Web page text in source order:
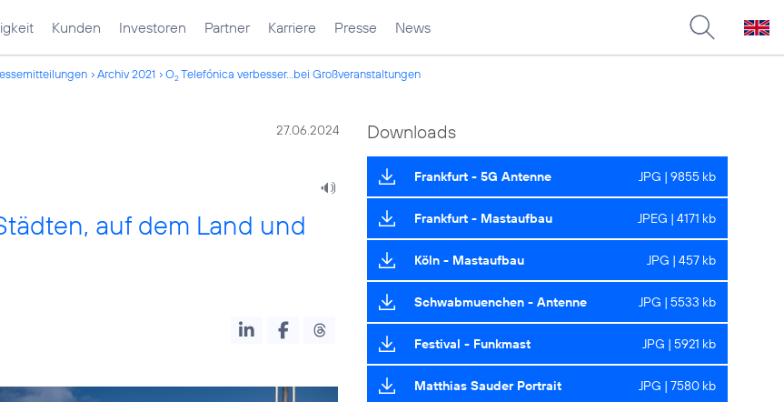
Kunden Investoren Partner Karriere Presse News
Archiv 2021 O2Telefónica verbesser...bei Großveranstaltungen
27.06.2024
auf dem Land und
Downloads
Frankfurt - 5G Antenne JPG | 9855 kb
Frankfurt - Mastaufbau JPEG | 4171 kb
Köln - Mastaufbau JPG | 457 kb
Schwabmuenchen - Antenne JPG | 5533 kb
Festival - Funkmast JPG | 5921 kb
Matthias Sauder Portrait JPG | 7580 kb